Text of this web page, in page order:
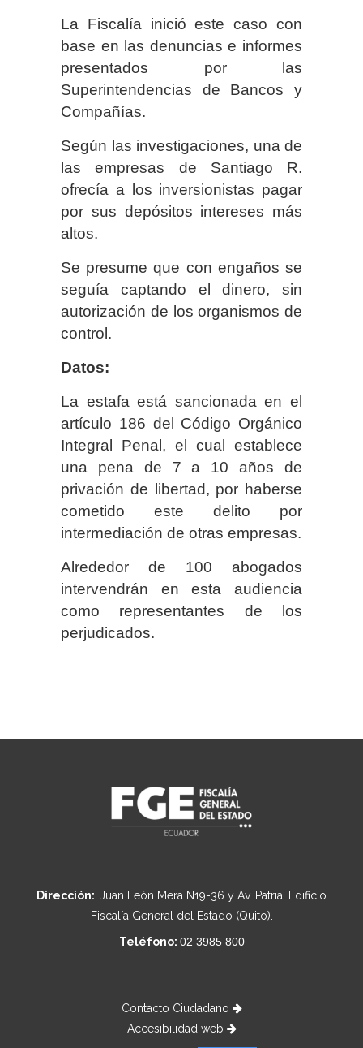
La Fiscalía inició este caso con
base en las denuncias e informes
presentados por las
Superintendencias de Bancos y
Compañías.
Según las investigaciones, una de
las empresas de Santiago R.
ofrecía a los inversionistas pagar
por sus depósitos intereses más
altos.
Se presume que con engaños se
seguía captando el dinero, sin
autorización de los organismos de
control.
Datos:
La estafa está sancionada en el
artículo 186 del Código Orgánico
Integral Penal, el cual establece
una pena de 7 a 10 años de
privación de libertad, por haberse
cometido este delito por
intermediación de otras empresas.
Alrededor de 100 abogados
intervendrán en esta audiencia
como representantes de los
perjudicados.
Dirección: Juan León Mera N19-36 y Av. Patria, Edificio
Fiscalía General del Estado (Quito).
Teléfono: 02 3985 800
Contacto Ciudadano
Accesibilidad web